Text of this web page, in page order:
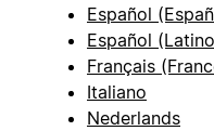
Español
Español
Français
Italiano
Nederlands